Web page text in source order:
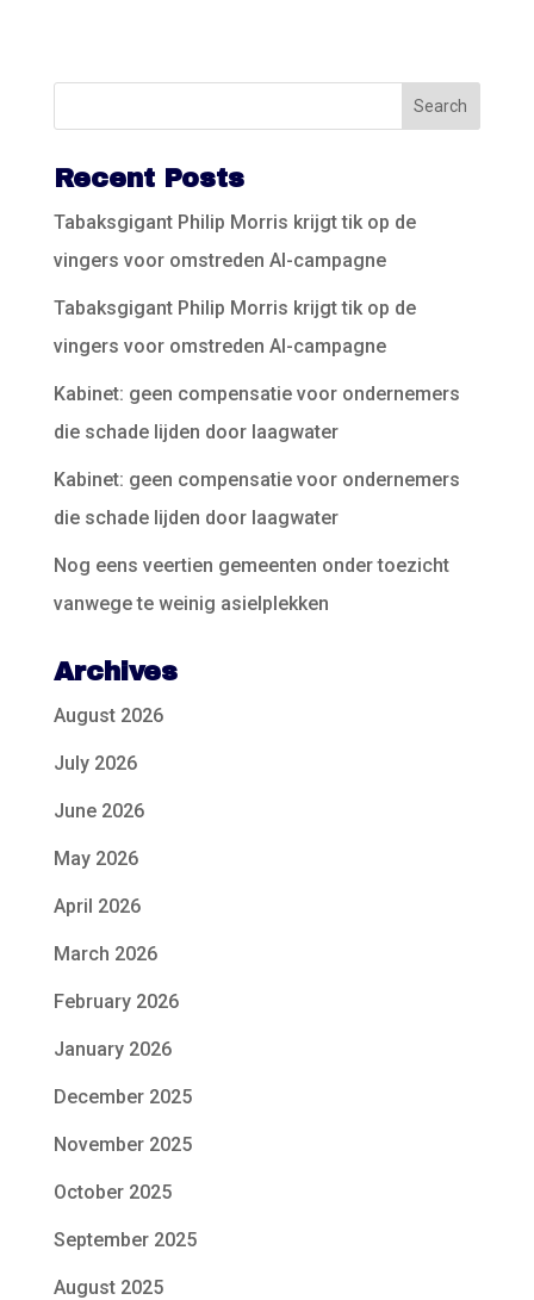
Recent Posts
Tabaksgigant Philip Morris krijgt tik op de
vingers voor omstreden AI-campagne
Tabaksgigant Philip Morris krijgt tik op de
vingers voor omstreden AI-campagne
Kabinet: geen compensatie voor ondernemers
die schade lijden door laagwater
Kabinet: geen compensatie voor ondernemers
die schade lijden door laagwater
Nog eens veertien gemeenten onder toezicht
vanwege te weinig asielplekken
Archives
August 2026
July 2026
June 2026
May 2026
April 2026
March 2026
February 2026
January 2026
December 2025
November 2025
October 2025
September 2025
August 2025